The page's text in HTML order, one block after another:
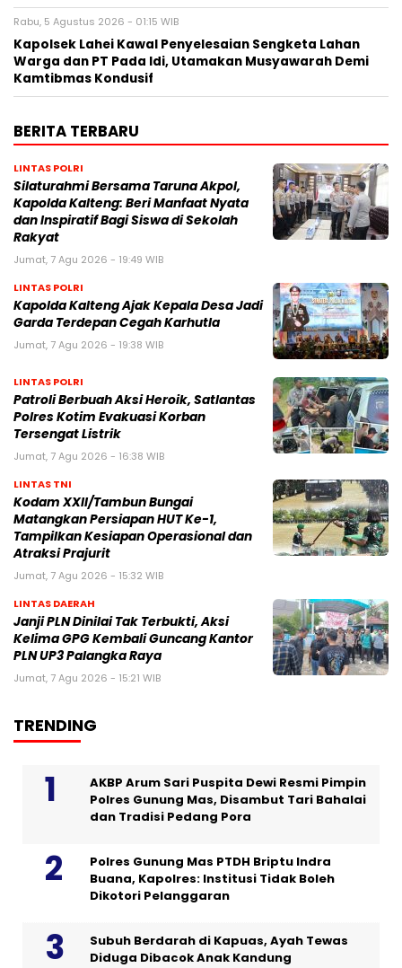
Rabu, 5 Agustus 2026 - 01:15 WIB
Kapolsek Lahei Kawal Penyelesaian Sengketa Lahan
Warga dan PT Pada Idi, Utamakan Musyawarah Demi
Kamtibmas Kondusif
BERITA TERBARU
LINTAS POLRI
Silaturahmi Bersama Taruna Akpol,
Kapolda Kalteng: Beri Manfaat Nyata
dan Inspiratif Bagi Siswa di Sekolah
Rakyat
Jumat, 7 Agu 2026 - 19:49 WIB
LINTAS POLRI
Kapolda Kalteng Ajak Kepala Desa Jadi
Garda Terdepan Cegah Karhutla
Jumat, 7 Agu 2026 - 19:38 WIB
LINTAS POLRI
Patroli Berbuah Aksi Heroik, Satlantas
Polres Kotim Evakuasi Korban
Tersengat Listrik
Jumat, 7 Agu 2026 - 16:38 WIB
LINTAS TNI
Kodam XXII/Tambun Bungai
Matangkan Persiapan HUT Ke-1,
Tampilkan Kesiapan Operasional dan
Atraksi Prajurit
Jumat, 7 Agu 2026 - 15:32 WIB
LINTAS DAERAH
Janji PLN Dinilai Tak Terbukti, Aksi
Kelima GPG Kembali Guncang Kantor
PLN UP3 Palangka Raya
Jumat, 7 Agu 2026 - 15:21 WIB
TRENDING
AKBP Arum Sari Puspita Dewi Resmi Pimpin
Polres Gunung Mas, Disambut Tari Bahalai
dan Tradisi Pedang Pora
Polres Gunung Mas PTDH Briptu Indra
Buana, Kapolres: Institusi Tidak Boleh
Dikotori Pelanggaran
Subuh Berdarah di Kapuas, Ayah Tewas
Diduga Dibacok Anak Kandung